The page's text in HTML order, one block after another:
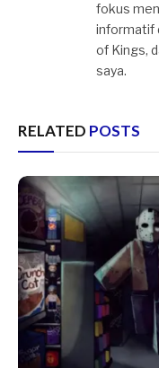
fokus
informatif
of Kings,
saya.
RELATED POSTS